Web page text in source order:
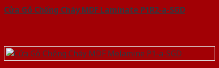
Cửa Gỗ Chống Cháy MDF Laminate P1R2-a-SGD